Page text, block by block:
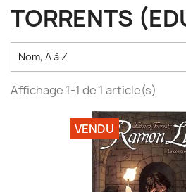
TORRENTS
Nom, A à Z
Affichage 1-1 de 1 article(s)
VENDU